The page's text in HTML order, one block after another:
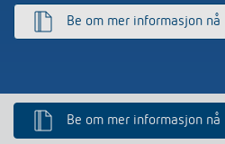
Be om mer informasjon nå
Be om mer informasjon nå